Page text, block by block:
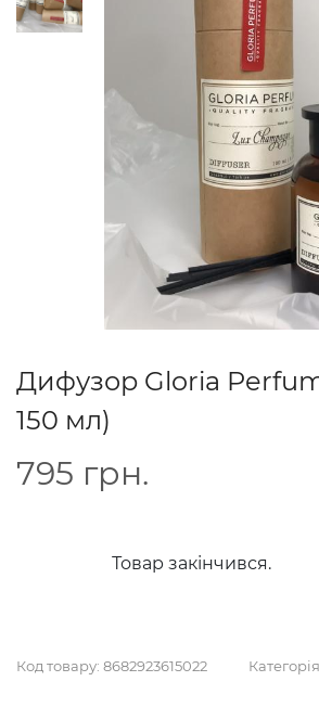
Дифузор Gloria
150 мл)
795 грн.
Товар закінчився.
Код товару: 8682923615022